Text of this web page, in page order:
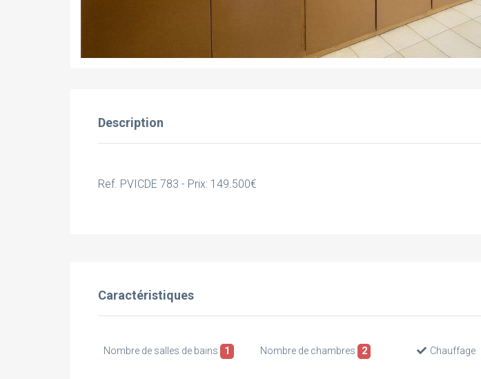
Description
Ref. PVICDE 783 - Prix: 149.500€
Caractéristiques
Nombre de salles de bains 1 Nombre de chambres 2 Chauffage